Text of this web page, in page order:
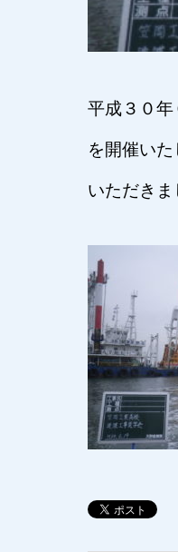
平成３０
を開催い
いただき